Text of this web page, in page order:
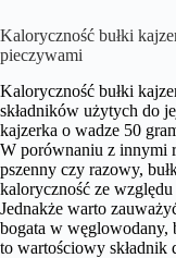
Kaloryczność bułki
pieczywami
Kaloryczność bułki
składników użytych do
kajzerka o wadze 50
W porównaniu z innymi
pszenny czy razowy,
kaloryczność ze względu
Jednakże warto
bogata w węglowodany,
to wartościowy składnik